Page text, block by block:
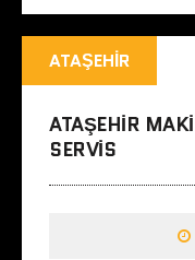
ATAŞEHIR
ATAŞEHIR
SERVIS